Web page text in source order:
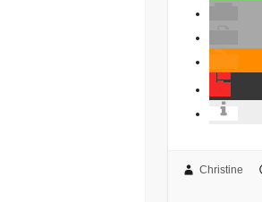
Christine